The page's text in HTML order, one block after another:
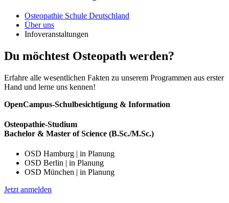
Osteopathie Schule Deutschland
Über uns
Infoveranstaltungen
Du möchtest Osteopath werden?
Erfahre alle wesentlichen Fakten zu unserem Programmen aus erster
Hand und lerne uns kennen!
OpenCampus-Schulbesichtigung & Information
Osteopathie-Studium
Bachelor & Master of Science (B.Sc./M.Sc.)
OSD Hamburg | in Planung
OSD Berlin | in Planung
OSD München | in Planung
Jetzt anmelden